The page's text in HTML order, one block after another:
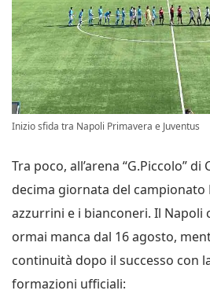
Inizio sfida tra Napoli Primavera e Juventus
Tra poco, all’arena “G.Piccolo” di
decima giornata del campionato
azzurrini e i bianconeri. Il Napoli
ormai manca dal 16 agosto,
continuità dopo il successo con
formazioni ufficiali: